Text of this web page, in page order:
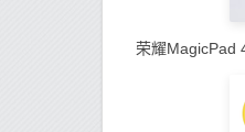
荣耀MagicPad